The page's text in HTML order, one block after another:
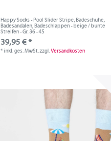
Happy Socks - Pool Slider Stripe, Badeschuhe,
Badesandalen, Badeschlappen - beige / bunte
Streifen - Gr. 36 - 45
39,95 € *
*inkl. ges. MwSt.zzgl.Versandkosten